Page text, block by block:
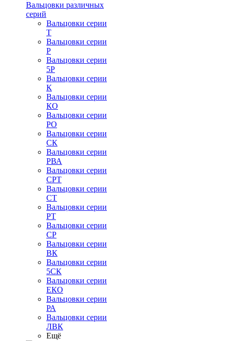
Вальцовки различных
серий
Вальцовки серии
Т
Вальцовки серии
Р
Вальцовки серии
5Р
Вальцовки серии
К
Вальцовки серии
КО
Вальцовки серии
РО
Вальцовки серии
СК
Вальцовки серии
РВА
Вальцовки серии
СРТ
Вальцовки серии
СТ
Вальцовки серии
РТ
Вальцовки серии
СР
Вальцовки серии
ВК
Вальцовки серии
5СК
Вальцовки серии
ЕКО
Вальцовки серии
РА
Вальцовки серии
ЛВК
Ещё